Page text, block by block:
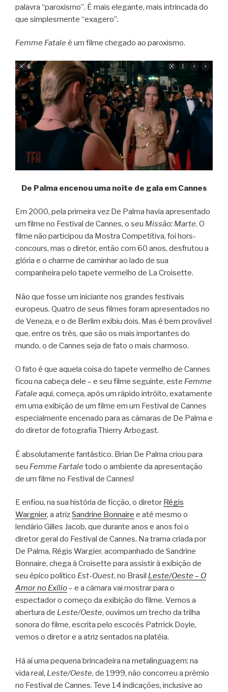
palavra “paroxismo”. É mais elegante, mais intrincada do
que simplesmente “exagero”.
Femme Fatale é um filme chegado ao paroxismo.
De Palma encenou uma noite de gala em Cannes
Em 2000, pela primeira vez De Palma havia apresentado
um filme no Festival de Cannes, o seu Missão: Marte. O
filme não participou da Mostra Competitiva, foi hors-
concours, mas o diretor, então com 60 anos, desfrutou a
glória e o charme de caminhar ao lado de sua
companheira pelo tapete vermelho de La Croisette.
Não que fosse um iniciante nos grandes festivais
europeus. Quatro de seus filmes foram apresentados no
de Veneza, e o de Berlim exibiu dois. Mas é bem provável
que, entre os três, que são os mais importantes do
mundo, o de Cannes seja de fato o mais charmoso.
O fato é que aquela coisa do tapete vermelho de Cannes
ficou na cabeça dele – e seu filme seguinte, este Femme
Fatale aqui, começa, após um rápido intróito, exatamente
em uma exibição de um filme em um Festival de Cannes
especialmente encenado para as câmaras de De Palma e
do diretor de fotografia Thierry Arbogast.
É absolutamente fantástico. Brian De Palma criou para
seu Femme Fartale todo o ambiente da apresentação
de um filme no Festival de Cannes!
E enfiou, na sua história de ficção, o diretor Régis
Wargnier, a atrizSandrine Bonnaire e até mesmo o
lendário Gilles Jacob, que durante anos e anos foi o
diretor geral do Festival de Cannes. Na trama criada por
De Palma, Régis Wargier, acompanhado de Sandrine
Bonnaire, chega à Croisette para assistir à exibição de
seu épico político Est-Ouest, no Brasil Leste/Oeste – O
Amor no Exílio– e a câmara vai mostrar para o
espectador o começo da exibição do filme. Vemos a
abertura de Leste/Oeste, ouvimos um trecho da trilha
sonora do filme, escrita pelo escocês Patrrick Doyle,
vemos o diretor e a atriz sentados na platéia.
Há aí uma pequena brincadeira na metalinguagem: na
vida real, Leste/Oeste, de 1999, não concorreu a prêmio
no Festival de Cannes. Teve 14 indicações, inclusive ao